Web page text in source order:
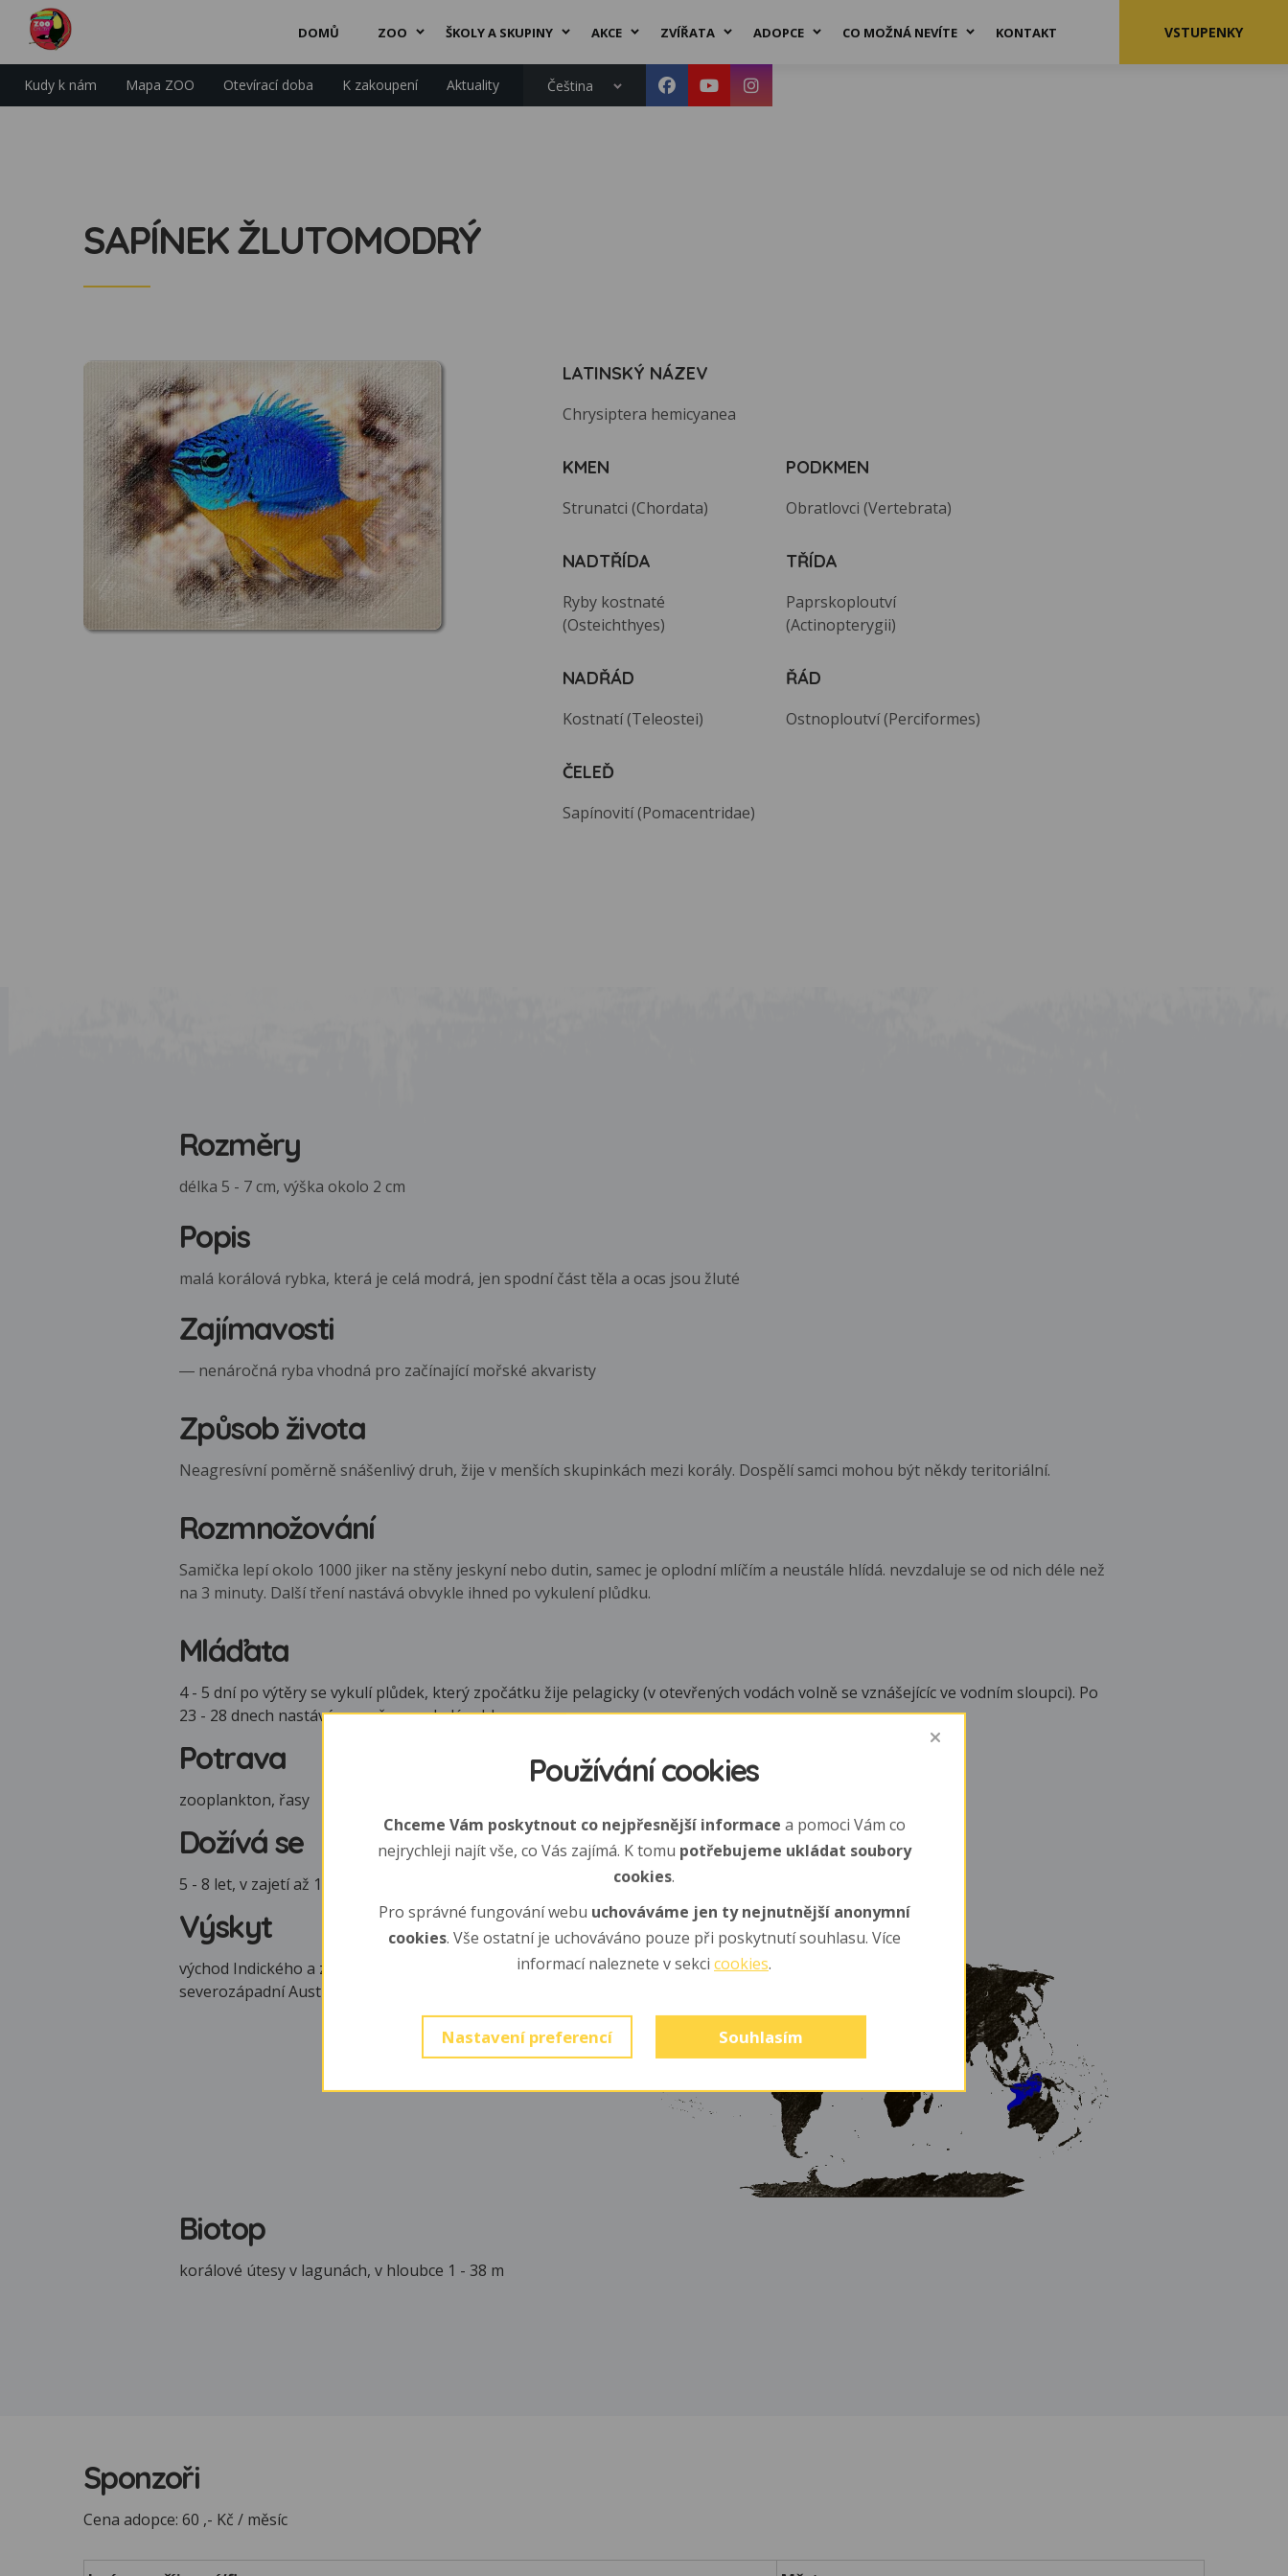
DOMŮ ZOO ŠKOLY A SKUPINY AKCE ZVÍŘATA ADOPCE CO MOŽNÁ NEVÍTE KONTAKT VSTUPENKY
Kudy k nám Mapa ZOO Otevírací doba K zakoupení Aktuality Čeština
SAPÍNEK ŽLUTOMODRÝ
LATINSKÝ NÁZEV
Chrysiptera hemicyanea
KMEN
Strunatci (Chordata)
PODKMEN
Obratlovci (Vertebrata)
NADTŘÍDA
Ryby kostnaté
(Osteichthyes)
TŘÍDA
Paprskoploutví
(Actinopterygii)
NADŘÁD
Kostnatí (Teleostei)
ŘÁD
Ostnoploutví (Perciformes)
ČELEĎ
Sapínovití (Pomacentridae)
Rozměry
délka 5 - 7 cm, výška okolo 2 cm
Popis
malá korálová rybka, která je celá modrá, jen spodní část těla a ocas jsou žluté
Zajímavosti
― nenáročná ryba vhodná pro začínající mořské akvaristy
Způsob života
Neagresívní poměrně snášenlivý druh, žije v menších skupinkách mezi korály. Dospělí samci mohou být někdy teritoriální.
Rozmnožování
Samička lepí okolo 1000 jiker na stěny jeskyní nebo dutin, samec je oplodní mlíčím a neustále hlídá. nevzdaluje se od nich déle než
na 3 minuty. Další tření nastává obvykle ihned po vykulení plůdku.
Mláďata
4 - 5 dní po výtěry se vykulí plůdek, který zpočátku žije pelagicky (v otevřených vodách volně se vznášejícíc ve vodním sloupci). Po
23 - 28 dnech nastává proměna v mladé rybky.
Potrava
zooplankton, řasy
Dožívá se
5 - 8 let, v zajetí až 15 let
Výskyt
východ Indického a západ Tichého oceánu - okolo Indonésie a
severozápadní Austrálie
Biotop
korálové útesy v lagunách, v hloubce 1 - 38 m
Sponzoři
Cena adopce: 60 ,- Kč / měsíc
Používání cookies
Chceme Vám poskytnout co nejpřesnější informace a pomoci Vám co
nejrychleji najít vše, co Vás zajímá. K tomu potřebujeme ukládat soubory
cookies.
Pro správné fungování webu uchováváme jen ty nejnutnější anonymní
cookies. Vše ostatní je uchováváno pouze při poskytnutí souhlasu. Více
informací naleznete v sekci cookies.
Nastavení preferencí Souhlasím